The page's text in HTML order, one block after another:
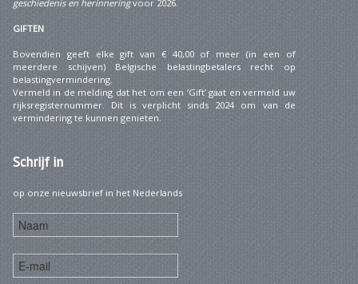
geschiedenis en herinneringvoor 2026.
GIFTEN
Bovendien geeft elke gift van € 40,00 of meer (in een of
meerdere schijven) Belgische belastingbetalers recht op
belastingvermindering.
Vermeld in de melding dat het om een ‘Gift’ gaat en vermeld uw
rijksregisternummer. Dit is verplicht sinds 2024 om van de
vermindering te kunnen genieten.
Schrijfin
op onze nieuwsbrief in het Nederlands